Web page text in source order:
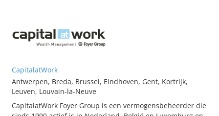
CapitalatWork
Antwerpen, Breda, Brussel, Eindhoven, Gent, Kortrijk,
Leuven, Louvain-la-Neuve
CapitalatWork Foyer Group is een vermogensbeheerder die